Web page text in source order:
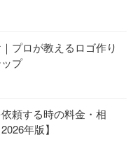
プロが教えるロゴ作り
プ
頼する時の料金・相
年版】